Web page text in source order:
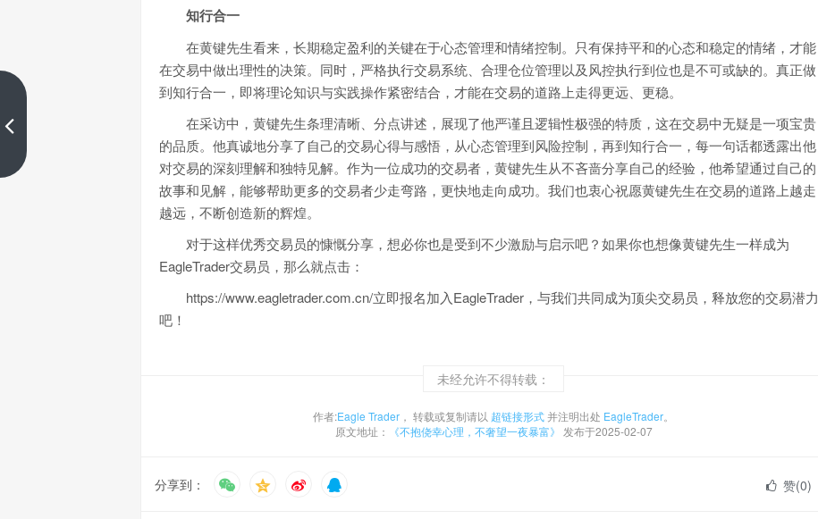
合理的止盈可以在盈利的时候保
证期望的收益
上一篇
知行合一
在黄键先生看来，长期稳定盈利的关键在于心态管理和情绪控制。只有保持平和的心态和稳定的情绪，才能
在交易中做出理性的决策。同时，严格执行交易系统、合理仓位管理以及风控执行到位也是不可或缺的。真正做
到知行合一，即将理论知识与实践操作紧密结合，才能在交易的道路上走得更远、更稳。
在采访中，黄键先生条理清晰、分点讲述，展现了他严谨且逻辑性极强的特质，这在交易中无疑是一项宝贵
的品质。他真诚地分享了自己的交易心得与感悟，从心态管理到风险控制，再到知行合一，每一句话都透露出他
对交易的深刻理解和独特见解。作为一位成功的交易者，黄键先生从不吝啬分享自己的经验，他希望通过自己的
故事和见解，能够帮助更多的交易者少走弯路，更快地走向成功。我们也衷心祝愿黄键先生在交易的道路上越走
越远，不断创造新的辉煌。
对于这样优秀交易员的慷慨分享，想必你也是受到不少激励与启示吧？如果你也想像黄键先生一样成为
EagleTrader交易员，那么就点击：
https://www.eagletrader.com.cn/立即报名加入EagleTrader，与我们共同成为顶尖交易员，释放您的交易潜力
吧！
未经允许不得转载：
作者:Eagle Trader ， 转载或复制请以 超链接形式并注明出处 EagleTrader。
原文地址：
《​不抱侥幸心理，不奢望一夜暴富》 发布于2025-02-07
分享到： 赞(0)